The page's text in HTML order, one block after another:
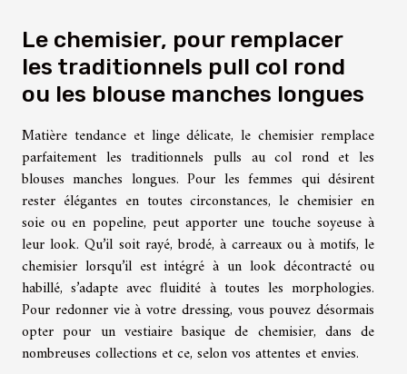
Le chemisier, pour remplacer
les traditionnels pull col rond
ou les blouse manches longues
Matière tendance et linge délicate, le chemisier remplace
parfaitement les traditionnels pulls au col rond et les
blouses manches longues. Pour les femmes qui désirent
rester élégantes en toutes circonstances, le chemisier en
soie ou en popeline, peut apporter une touche soyeuse à
leur look. Qu’il soit rayé, brodé, à carreaux ou à motifs, le
chemisier lorsqu’il est intégré à un look décontracté ou
habillé, s’adapte avec fluidité à toutes les morphologies.
Pour redonner vie à votre dressing, vous pouvez désormais
opter pour un vestiaire basique de chemisier, dans de
nombreuses collections et ce, selon vos attentes et envies.